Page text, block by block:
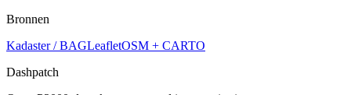
Bronnen
Kadaster / BAGLeafletOSM + CARTO
Dashpatch